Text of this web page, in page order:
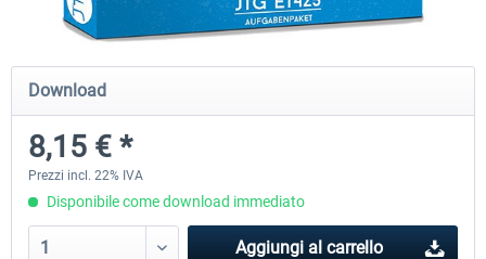
Just Trains - U-Bahn Hamburg U1 &
40,62 € *
Railworks Szenario-Pack
Download
8,15 € *
Prezzi incl. 22% IVA
Disponibile come download immediato
Aggiungi al carrello